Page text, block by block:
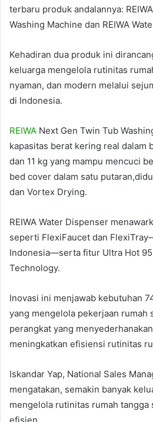
terbaru produk andalannya:
Washing Machine dan REIWA
Kehadiran dua produk ini
keluarga mengelola rutinitas
nyaman, dan modern melalui
di Indonesia.
REIWA Next Gen Twin Tub
kapasitas berat kering real dalam
dan 11 kg yang mampu mencuci
bed cover dalam satu
dan Vortex Drying.
REIWA Water Dispenser
seperti FlexiFaucet dan
Indonesia—serta fitur Ultra Hot
Technology.
Inovasi ini menjawab kebutuhan
yang mengelola pekerjaan rumah
perangkat yang
meningkatkan efisiensi rutinitas
Iskandar Yap, National Sales
mengatakan, semakin banyak
mengelola rutinitas rumah tangga
efisien.